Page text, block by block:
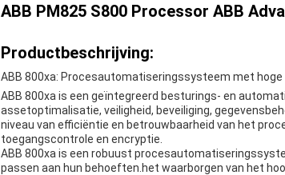
ABB PM825 S800 Processor ABB
Productbeschrijving:
ABB 800xa: Procesautomatiseringssysteem met hoge
ABB 800xa is een geïntegreerd besturings- en
assetoptimalisatie, veiligheid, beveiliging,
niveau van efficiëntie en betrouwbaarheid van het
toegangscontrole en encryptie.
ABB 800xa is een robuust
passen aan hun behoeften.het waarborgen van het